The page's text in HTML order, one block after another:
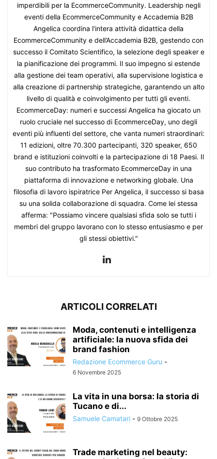
imperdibili per la EcommerceCommunity. Leadership negli
eventi della EcommerceCommunity e Accademia B2B
Angelica coordina l’intera attività didattica della
EcommerceCommunity e dell’Accademia B2B, gestendo con
successo il Comitato Scientifico, la selezione degli speaker e
la pianificazione dei programmi. Il suo impegno si estende
alla gestione dei team operativi, alla supervisione logistica e
alla creazione di partnership strategiche, garantendo un alto
livello di qualità e coinvolgimento per tutti gli eventi.
EcommerceDay: numeri e successi Angelica ha giocato un
ruolo cruciale nel successo di EcommerceDay, uno degli
eventi più influenti del settore, che vanta numeri straordinari:
11 edizioni, oltre 70.300 partecipanti, 320 speaker, 650
brand e istituzioni coinvolti e la partecipazione di 18 Paesi. Il
suo contributo ha trasformato EcommerceDay in una
piattaforma di innovazione e networking globale. Una
filosofia di lavoro ispiratrice Per Angelica, il successo si basa
su una solida collaborazione di squadra. Come lei stessa
afferma: "Possiamo vincere qualsiasi sfida solo se tutti i
membri del gruppo lavorano con lo stesso entusiasmo e per
gli stessi obiettivi."
ARTICOLI CORRELATI
Moda, contenuti e intelligenza
artificiale: la nuova sfida dei
brand fashion
Redazione Ecommerce Guru -
6 Novembre 2025
La vita in una borsa: la storia di
Tucano e di...
Samuele Camatari - 9 Ottobre 2025
Trade marketing nel beauty: